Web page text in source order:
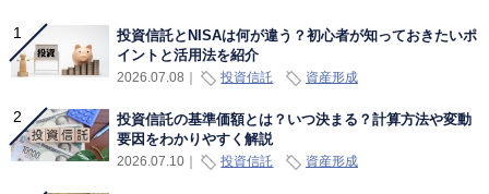
投資信託とNISAは何が違う？初心者が知っておきたいポ
イントと活用法を紹介
2026.07.08 投資信託 資産形成
投資信託の基準価額とは？いつ決まる？計算方法や変動
要因をわかりやすく解説
2026.07.10｜ 投資信託 資産形成